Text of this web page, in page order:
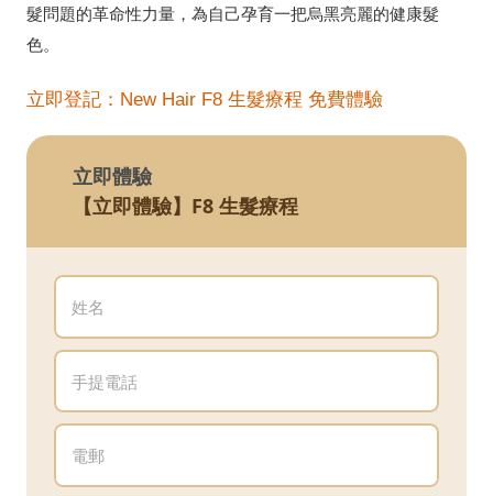
髮問題的革命性力量，為自己孕育一把烏黑亮麗的健康髮
色。
立即登記：New Hair F8 生髮療程 免費體驗
立即體驗
【立即體驗】F8 生髮療程